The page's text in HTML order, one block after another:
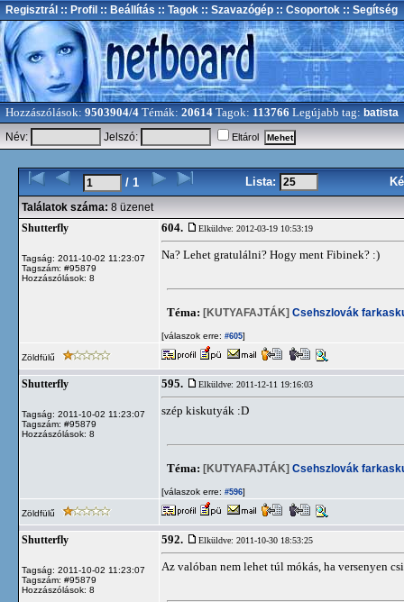
Regisztrál :: Profil :: Beállítás :: Tagok :: Szavazógép :: Csoportok :: Segítség
Hozzászólások: 9503904/4 Témák: 20614 Tagok: 113766 Legújabb tag: batista
Név:
Jelszó: Eltárol
/ 1 Lista:
Találatok száma: 8 üzenet
Shutterfly
Tagság: 2011-10-02 11:23:07
Tagszám: #95879
Hozzászólások: 8
604. Elküldve: 2012-03-19 10:53:19
Na? Lehet gratulálni? Hogy ment Fibinek? :)
Téma: [KUTYAFAJTÁK] Csehszlovák
[válaszok erre: #605]
Zöldfülű
Shutterfly
Tagság: 2011-10-02 11:23:07
Tagszám: #95879
Hozzászólások: 8
595. Elküldve: 2011-12-11 19:16:03
szép kiskutyák :D
Téma: [KUTYAFAJTÁK] Csehszlovák
[válaszok erre: #596]
Zöldfülű
Shutterfly
Tagság: 2011-10-02 11:23:07
Tagszám: #95879
Hozzászólások: 8
592. Elküldve: 2011-10-30 18:53:25
Az valóban nem lehet túl mókás, ha versenyen